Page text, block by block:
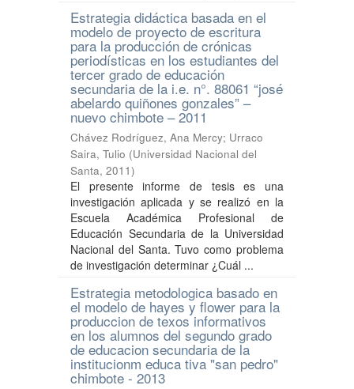
Estrategia didáctica basada en el
modelo de proyecto de escritura
para la producción de crónicas
periodísticas en los estudiantes del
tercer grado de educación
secundaria de la i.e. n°. 88061 “josé
abelardo quiñones gonzales” –
nuevo chimbote – 2011
Chávez Rodríguez, Ana Mercy; Urraco
Saira, Tulio (Universidad Nacional del
Santa, 2011)
El presente informe de tesis es una
investigación aplicada y se realizó en la
Escuela Académica Profesional de
Educación Secundaria de la Universidad
Nacional del Santa. Tuvo como problema
de investigación determinar ¿Cuál ...
Estrategia metodologica basado en
el modelo de hayes y flower para la
produccion de texos informativos
en los alumnos del segundo grado
de educacion secundaria de la
institucionm educa tiva "san pedro"
chimbote - 2013